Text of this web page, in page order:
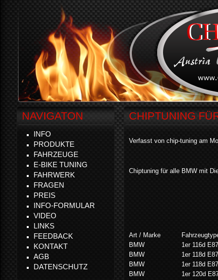
CHIPTUNING
Verfasst von chip-tuning am
Chiptuning für alle BMW mit
Art / Marke
BMW
1er 116d E87
BMW
1er 118d E87
BMW
1er 118d E87
BMW
1er 120d
NAVIGATON
INFO
PRODUKTE
FAHRZEUGE
E-BIKE TUNING
FAHRWERK
FRAGEN
PREIS
INFO-FORMULAR
VIDEO
LINKS
FEEDBACK
KONTAKT
AGB
DATENSCHUTZ